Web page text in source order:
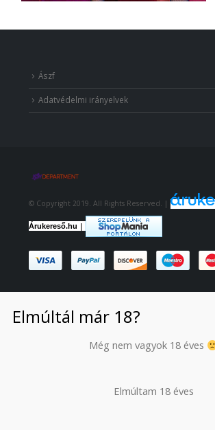
Ászf
Adatvédelmi irányelvek
© Copyright 2019. All Rights Reserved. |
Árukereső.hu |
Elmúltál már 18?
Még nem vagyok 18 éves
Elmúltam 18 éves